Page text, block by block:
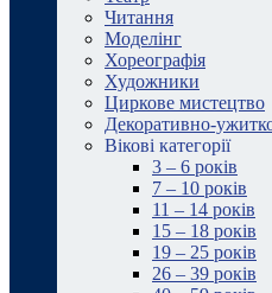
Читання
Моделінг
Хореографія
Художники
Циркове мистецтво
Декоративно-
Вікові категорії
3 – 6 років
7 – 10 років
11 – 14 років
15 – 18 років
19 – 25 років
26 – 39 років